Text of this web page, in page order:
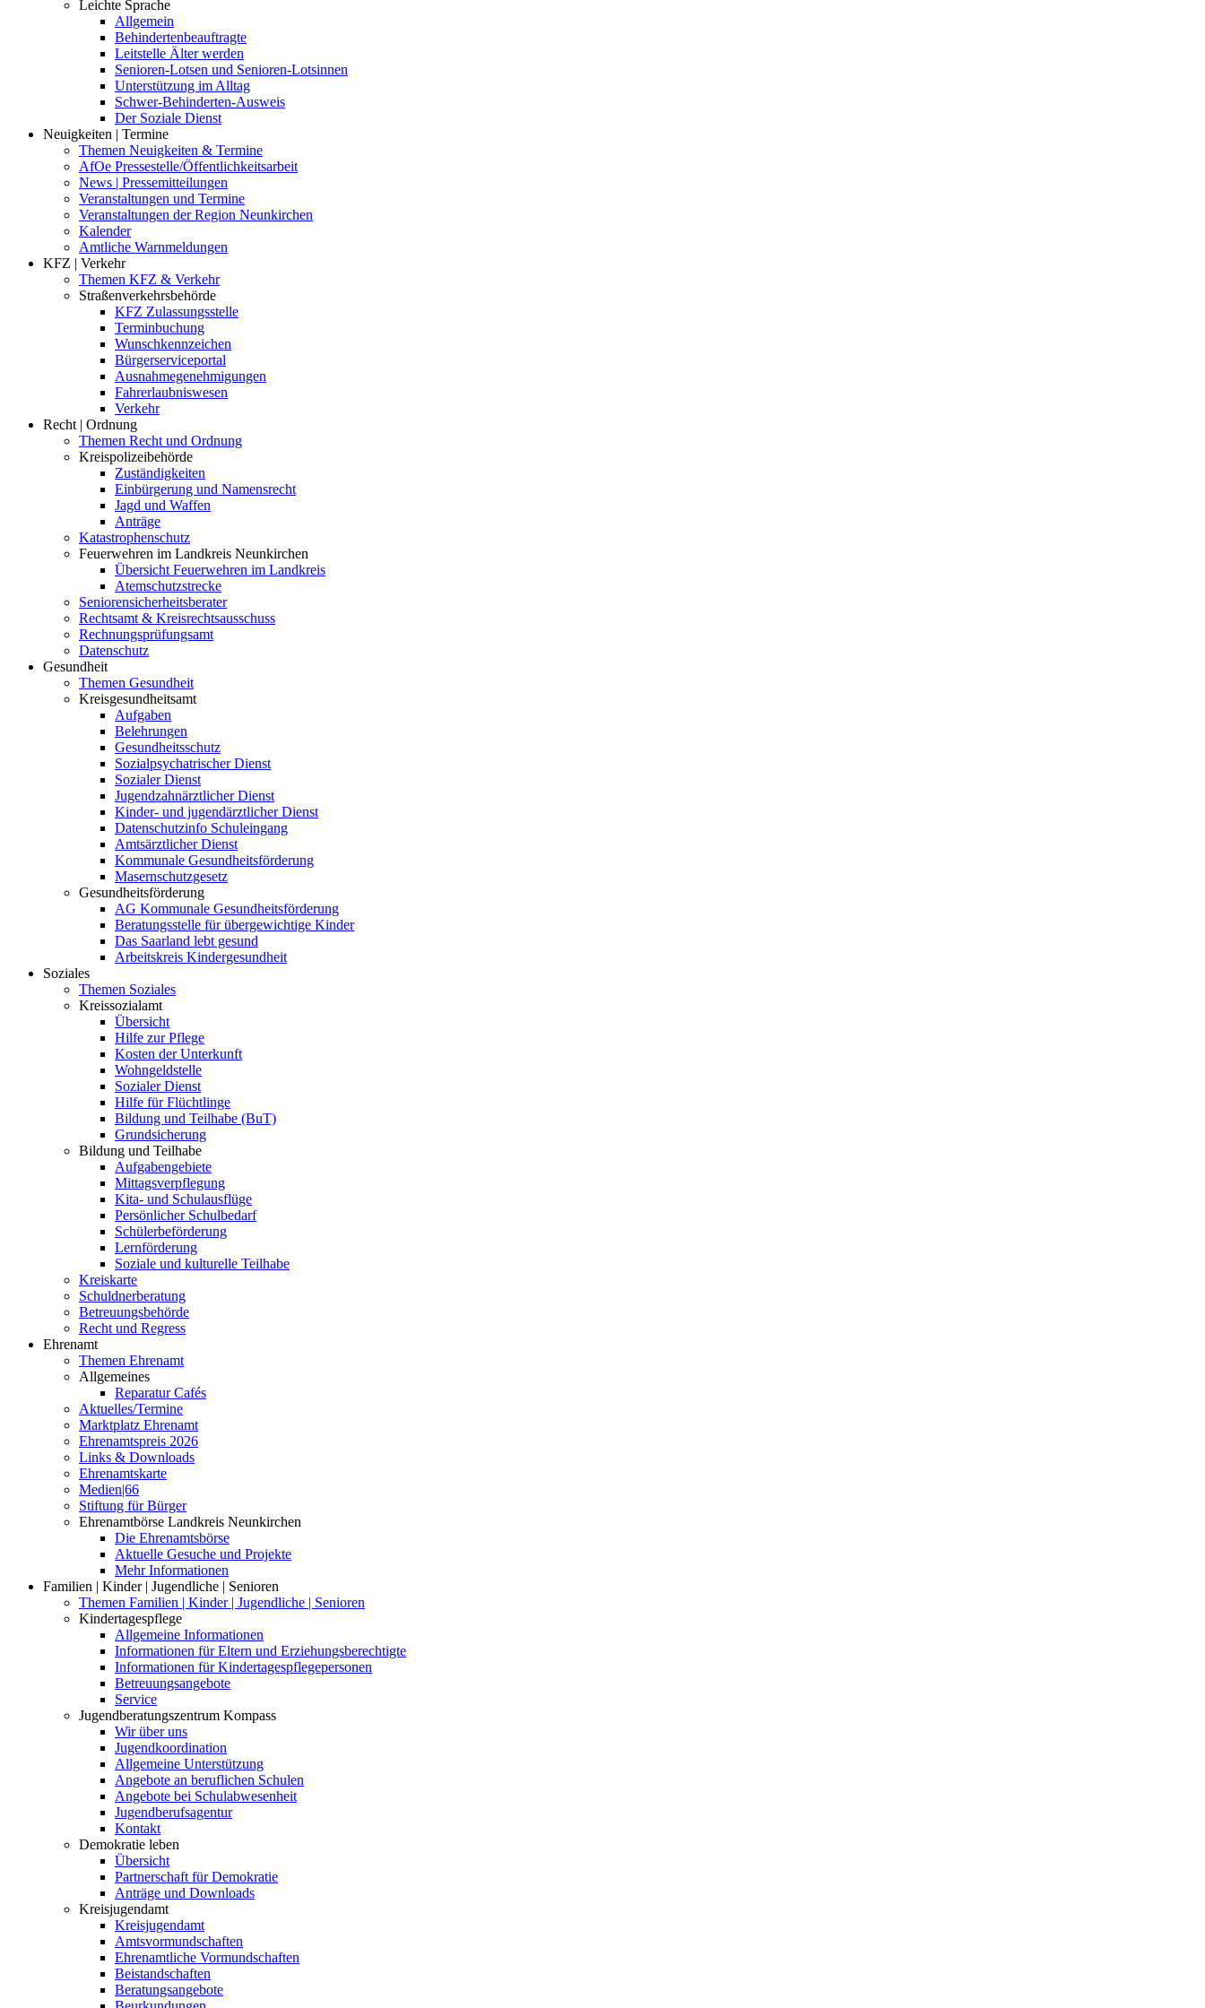
Leichte Sprache
Allgemein
Behindertenbeauftragte
Leitstelle Älter werden
Senioren-Lotsen und Senioren-Lotsinnen
Unterstützung im Alltag
Schwer-Behinderten-Ausweis
Der Soziale Dienst
Neuigkeiten | Termine
Themen Neuigkeiten & Termine
AfOe Pressestelle/Öffentlichkeitsarbeit
News | Pressemitteilungen
Veranstaltungen und Termine
Veranstaltungen der Region Neunkirchen
Kalender
Amtliche Warnmeldungen
KFZ | Verkehr
Themen KFZ & Verkehr
Straßenverkehrsbehörde
KFZ Zulassungsstelle
Terminbuchung
Wunschkennzeichen
Bürgerserviceportal
Ausnahmegenehmigungen
Fahrerlaubniswesen
Verkehr
Recht | Ordnung
Themen Recht und Ordnung
Kreispolizeibehörde
Zuständigkeiten
Einbürgerung und Namensrecht
Jagd und Waffen
Anträge
Katastrophenschutz
Feuerwehren im Landkreis Neunkirchen
Übersicht Feuerwehren im Landkreis
Atemschutzstrecke
Seniorensicherheitsberater
Rechtsamt & Kreisrechtsausschuss
Rechnungsprüfungsamt
Datenschutz
Gesundheit
Themen Gesundheit
Kreisgesundheitsamt
Aufgaben
Belehrungen
Gesundheitsschutz
Sozialpsychatrischer Dienst
Sozialer Dienst
Jugendzahnärztlicher Dienst
Kinder- und jugendärztlicher Dienst
Datenschutzinfo Schuleingang
Amtsärztlicher Dienst
Kommunale Gesundheitsförderung
Masernschutzgesetz
Gesundheitsförderung
AG Kommunale Gesundheitsförderung
Beratungsstelle für übergewichtige Kinder
Das Saarland lebt gesund
Arbeitskreis Kindergesundheit
Soziales
Themen Soziales
Kreissozialamt
Übersicht
Hilfe zur Pflege
Kosten der Unterkunft
Wohngeldstelle
Sozialer Dienst
Hilfe für Flüchtlinge
Bildung und Teilhabe (BuT)
Grundsicherung
Bildung und Teilhabe
Aufgabengebiete
Mittagsverpflegung
Kita- und Schulausflüge
Persönlicher Schulbedarf
Schülerbeförderung
Lernförderung
Soziale und kulturelle Teilhabe
Kreiskarte
Schuldnerberatung
Betreuungsbehörde
Recht und Regress
Ehrenamt
Themen Ehrenamt
Allgemeines
Reparatur Cafés
Aktuelles/Termine
Marktplatz Ehrenamt
Ehrenamtspreis 2026
Links & Downloads
Ehrenamtskarte
Medien|66
Stiftung für Bürger
Ehrenamtbörse Landkreis Neunkirchen
Die Ehrenamtsbörse
Aktuelle Gesuche und Projekte
Mehr Informationen
Familien | Kinder | Jugendliche | Senioren
Themen Familien | Kinder | Jugendliche | Senioren
Kindertagespflege
Allgemeine Informationen
Informationen für Eltern und Erziehungsberechtigte
Informationen für Kindertagespflegepersonen
Betreuungsangebote
Service
Jugendberatungszentrum Kompass
Wir über uns
Jugendkoordination
Allgemeine Unterstützung
Angebote an beruflichen Schulen
Angebote bei Schulabwesenheit
Jugendberufsagentur
Kontakt
Demokratie leben
Übersicht
Partnerschaft für Demokratie
Anträge und Downloads
Kreisjugendamt
Kreisjugendamt
Amtsvormundschaften
Ehrenamtliche Vormundschaften
Beistandschaften
Beratungsangebote